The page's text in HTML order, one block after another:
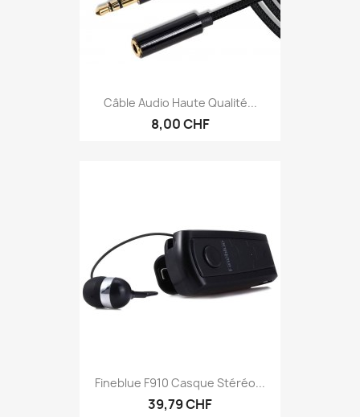
Câble Audio Haute Qualité...
8,00 CHF
Fineblue F910 Casque Stéréo...
39,79 CHF